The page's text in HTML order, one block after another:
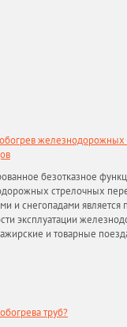
железнодорожных
безотказное
стрелочных
и снегопадами является
эксплуатации
и товарные
труб?